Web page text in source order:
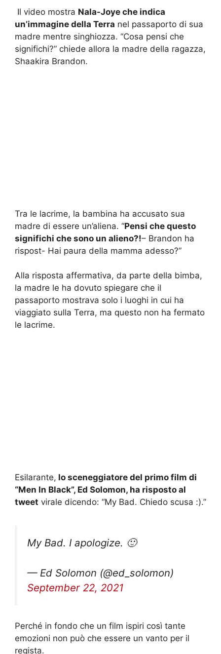
Il video mostra Nala-Joye che indica
un’immagine della Terra
nel passaporto di sua
madre mentre singhiozza. “Cosa pensi che
significhi?” chiede allora la madre della ragazza,
Shaakira Brandon.
Tra le lacrime, la bambina ha accusato sua
madre di essere un’aliena. “Pensi che questo
significhi che sono un alieno?! – Brandon ha
rispost- Hai paura della mamma adesso?”
Alla risposta affermativa, da parte della bimba,
la madre le ha dovuto spiegare che il
passaporto mostrava solo i luoghi in cui ha
viaggiato sulla Terra, ma questo non ha fermato
le lacrime.
Esilarante,
lo sceneggiatore del primo film di
“Men In Black”, Ed Solomon, ha risposto al
tweet
virale dicendo: “My Bad. Chiedo scusa :).”
September 22, 2021
emozioni non può che essere un vanto per il
regista.